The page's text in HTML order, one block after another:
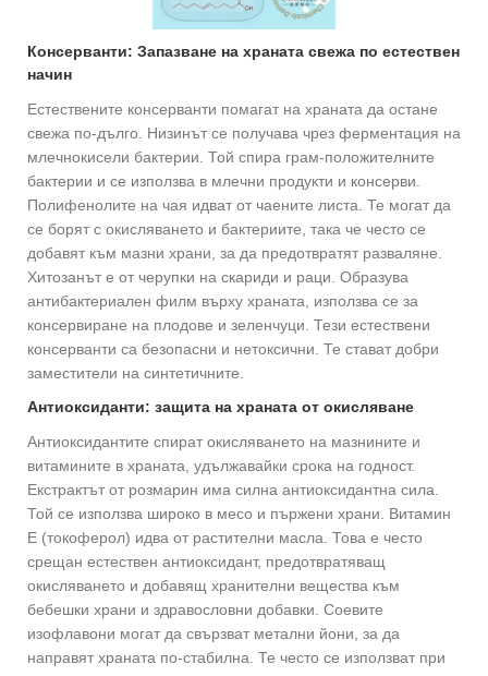
Консерванти: Запазване на храната свежа по естествен
начин
Естествените консерванти помагат на храната да остане
свежа по-дълго. Низинът се получава чрез ферментация на
млечнокисели бактерии. Той спира грам-положителните
бактерии и се използва в млечни продукти и консерви.
Полифенолите на чая идват от чаените листа. Те могат да
се борят с окисляването и бактериите, така че често се
добавят към мазни храни, за да предотвратят разваляне.
Хитозанът е от черупки на скариди и раци. Образува
антибактериален филм върху храната, използва се за
консервиране на плодове и зеленчуци. Тези естествени
консерванти са безопасни и нетоксични. Те стават добри
заместители на синтетичните.
Антиоксиданти: защита на храната от окисляване
Антиоксидантите спират окисляването на мазнините и
витамините в храната, удължавайки срока на годност.
Екстрактът от розмарин има силна антиоксидантна сила.
Той се използва широко в месо и пържени храни. Витамин
Е (токоферол) идва от растителни масла. Това е често
срещан естествен антиоксидант, предотвратяващ
окисляването и добавящ хранителни вещества към
бебешки храни и здравословни добавки. Соевите
изофлавони могат да свързват метални йони, за да
направят храната по-стабилна. Те често се използват при